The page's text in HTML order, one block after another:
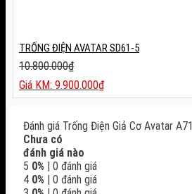
TRỐNG ĐIỆN AVATAR SD61-5
10.800.000₫
Giá
gốc
10.800.000₫.
9.900.000₫
Giá
tại
là:
9.900.000₫.
Đánh giá Trống Điện Giả Cơ Avatar A71
Chưa có
đánh giá nào
5 0% | 0 đánh giá
4 0% | 0 đánh giá